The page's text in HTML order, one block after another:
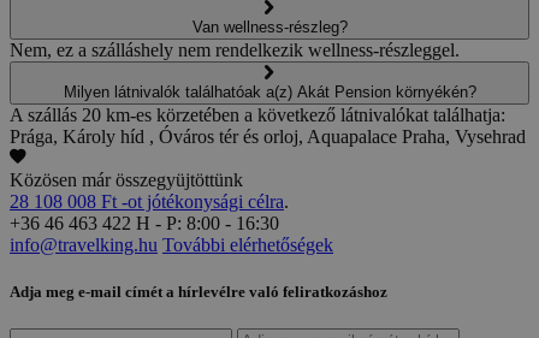
Van wellness-részleg?
Nem, ez a szálláshely nem rendelkezik wellness-részleggel.
Milyen látnivalók találhatóak a(z) Akát Pension környékén?
A szállás 20 km-es körzetében a következő látnivalókat találhatja:
Prága, Károly híd , Óváros tér és orloj, Aquapalace Praha, Vysehrad
Közösen már összegyüjtöttünk
28 108 008 Ft -ot jótékonysági célra.
+36 46 463 422 H - P: 8:00 - 16:30
info@travelking.hu További elérhetőségek
Adja meg e-mail címét a hírlevélre való feliratkozáshoz